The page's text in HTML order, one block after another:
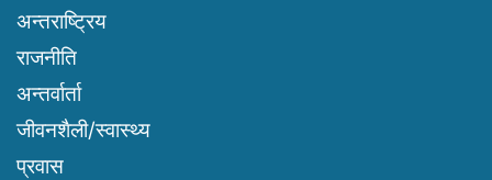
अन्तराष्ट्रिय
राजनीति
अन्तर्वार्ता
जीवनशैली/स्वास्थ्य
प्रवास